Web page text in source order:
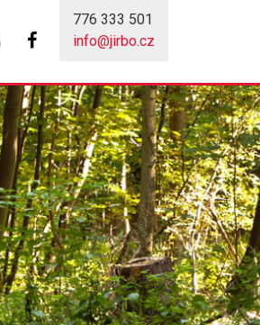
776 333 501
info@jirbo.cz